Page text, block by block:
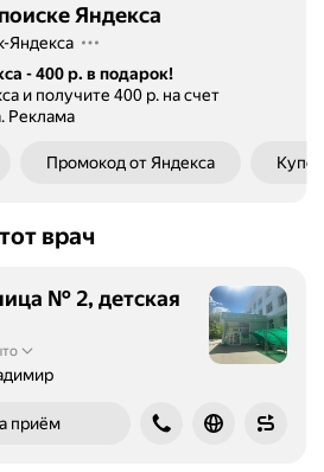
Яндекса
Яндекса
- 400 р. в подарок!
и получите 400 р. на счет
Реклама
Промокод от Яндекса
врач
№ 2, детская
приём